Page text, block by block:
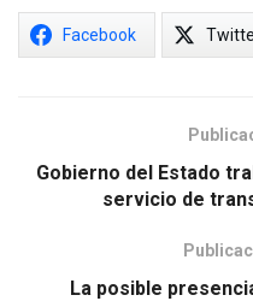
Facebook
Gobierno del Estado
servicio de
La posible